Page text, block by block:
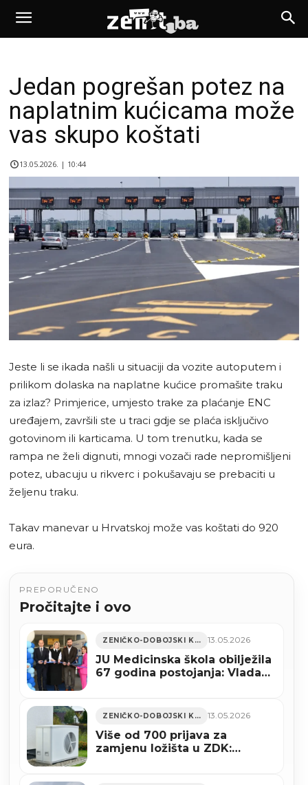
Jedan pogrešan potez na
naplatnim kućicama može
vas skupo koštati
13.05.2026. | 10:44
Jeste li se ikada našli u situaciji da vozite autoputem i
prilikom dolaska na naplatne kućice promašite traku
za izlaz? Primjerice, umjesto trake za plaćanje ENC
uređajem, završili ste u traci gdje se plaća isključivo
gotovinom ili karticama. U tom trenutku, kada se
rampa ne želi dignuti, mnogi vozači rade nepromišljeni
potez, ubacuju u rikverc i pokušavaju se prebaciti u
željenu traku.
Takav manevar u Hrvatskoj može vas koštati do 920
eura.
PREPORUČENO
Pročitajte i ovo
ZENIČKO-DOBOJSKI KANTON 13.05.2026
JU Medicinska škola obilježila
67 godina postojanja: Vlada
ZENIČKO-DOBOJSKI KANTON 13.05.2026
Više od 700 prijava za
zamjenu ložišta u ZDK: